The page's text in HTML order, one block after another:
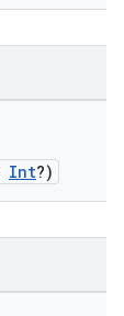
Int?)